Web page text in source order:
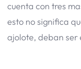
cuenta con tres
esto no significa
ajolote, deban ser